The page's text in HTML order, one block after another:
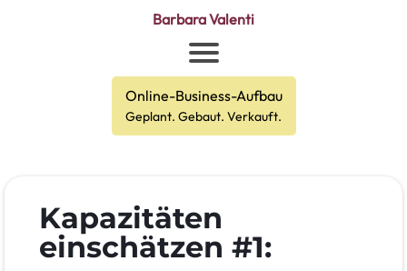
Barbara Valenti
Online-Business-Aufbau
Geplant. Gebaut. Verkauft.
Kapazitäten
einschätzen #1: